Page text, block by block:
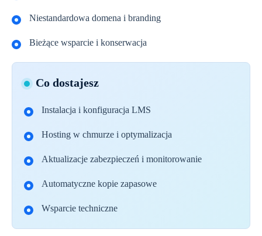
Niestandardowa domena i branding
Bieżące wsparcie i konserwacja
Co dostajesz
Instalacja i konfiguracja LMS
Hosting w chmurze i optymalizacja
Aktualizacje zabezpieczeń i monitorowanie
Automatyczne kopie zapasowe
Wsparcie techniczne